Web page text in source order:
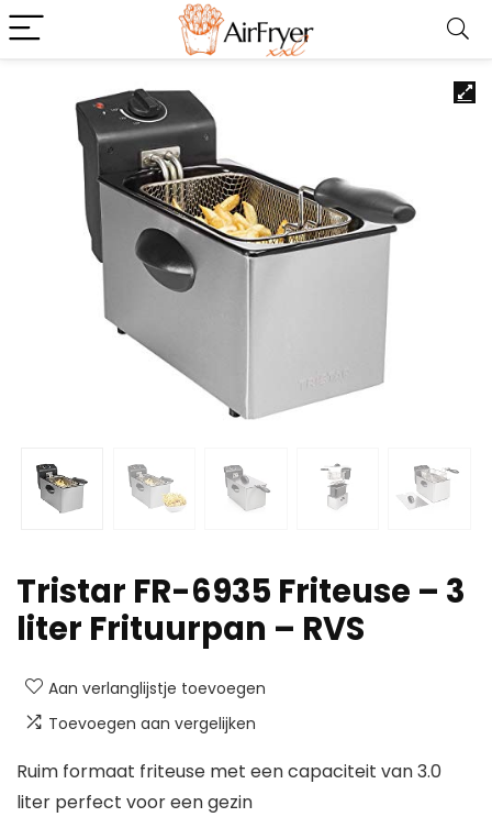
Tristar FR-6935 Friteuse – 3
liter Frituurpan – RVS
Aan verlanglijstje toevoegen
Toevoegen aan vergelijken
Ruim formaat friteuse met een capaciteit van 3.0
liter perfect voor een gezin